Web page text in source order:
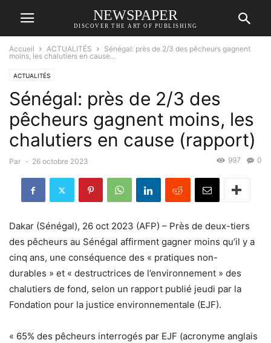
NEWSPAPER
DISCOVER THE ART OF PUBLISHING
Accueil ACTUALITÉS
Sénégal: près de 2/3 des pêcheurs gagnent
moins, les chalutiers en cause...
ACTUALITÉS
Sénégal: près de 2/3 des
pêcheurs gagnent moins, les
chalutiers en cause (rapport)
Par - 26 octobre 2023 0
997
Dakar (Sénégal), 26 oct 2023 (AFP) – Près de deux-tiers
des pêcheurs au Sénégal affirment gagner moins qu’il y a
cinq ans, une conséquence des « pratiques non-
durables » et « destructrices de l’environnement » des
chalutiers de fond, selon un rapport publié jeudi par la
Fondation pour la justice environnementale (EJF).
« 65% des pêcheurs interrogés par EJF (acronyme anglais